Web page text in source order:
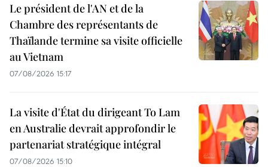
Le président de l'AN et de la
Chambre des représentants de
Thaïlande termine sa visite officielle
au Vietnam
07/08/2026 15:17
La visite d'État du dirigeant To Lam
en Australie devrait approfondir le
partenariat stratégique intégral
07/08/2026 15:10